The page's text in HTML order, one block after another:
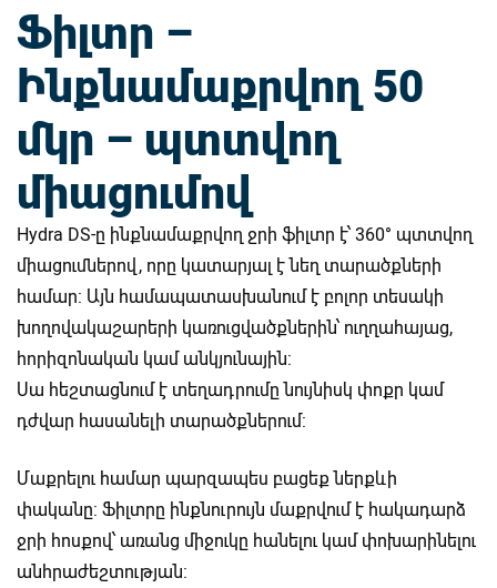
Ֆիլտր –
Ինքնամաքրվող 50
մկր – պտտվող
միացումով
Hydra DS-ը ինքնամաքրվող ջրի ֆիլտր է՝ 360° պտտվող
միացումներով, որը կատարյալ է նեղ տարածքների
համար: Այն համապատասխանում է բոլոր տեսակի
խողովակաշարերի կառուցվածքներին՝ ուղղահայաց,
հորիզոնական կամ անկյունային:
Սա հեշտացնում է տեղադրումը նույնիսկ փոքր կամ
դժվար հասանելի տարածքներում:
Մաքրելու համար պարզապես բացեք ներքևի
փականը: Ֆիլտրը ինքնուրույն մաքրվում է հակադարձ
ջրի հոսքով՝ առանց միջուկը հանելու կամ փոխարինելու
անհրաժեշտության: